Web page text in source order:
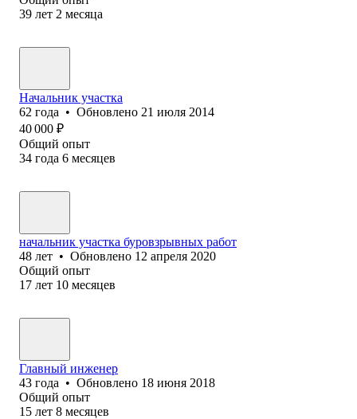
39 лет 2 месяца
Начальник участка
62 года • Обновлено 21 июля 2014
40 000 ₽
Общий опыт
34 года 6 месяцев
начальник участка буровзрывных работ
48 лет • Обновлено 12 апреля 2020
Общий опыт
17 лет 10 месяцев
Главный инженер
43 года • Обновлено 18 июня 2018
Общий опыт
15 лет 8 месяцев